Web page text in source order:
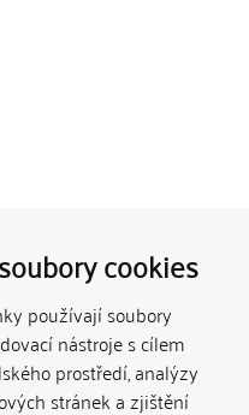
cookies
používají soubory
nástroje s cílem
prostředí, analýzy
stránek a zjištění